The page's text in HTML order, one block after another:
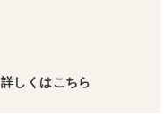
詳しくはこちら